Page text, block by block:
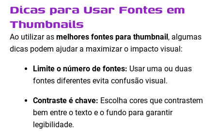
Dicas para Usar Fontes em
Thumbnails
Ao utilizar as melhores fontes para thumbnail , algumas
dicas podem ajudar a maximizar o impacto visual:
Limite o número de fontes: Usar uma ou duas
fontes diferentes evita confusão visual.
Contraste é chave: Escolha cores que contrastem
bem entre o texto e o fundo para garantir
legibilidade.